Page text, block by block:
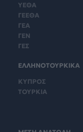
ΥΕΘΑ
ΓΕΕΘΑ
ΓΕΑ
ΓΕΝ
ΓΕΣ
ΕΛΛΗΝΟΤΟΥΡΚΙΚΑ
ΚΥΠΡΟΣ
ΤΟΥΡΚΙΑ